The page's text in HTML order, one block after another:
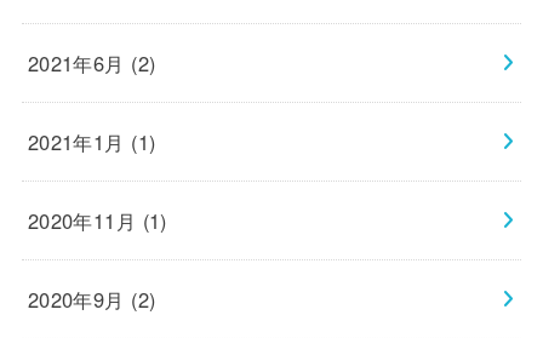
2021年6月 (2)
2021年1月 (1)
2020年11月 (1)
2020年9月 (2)